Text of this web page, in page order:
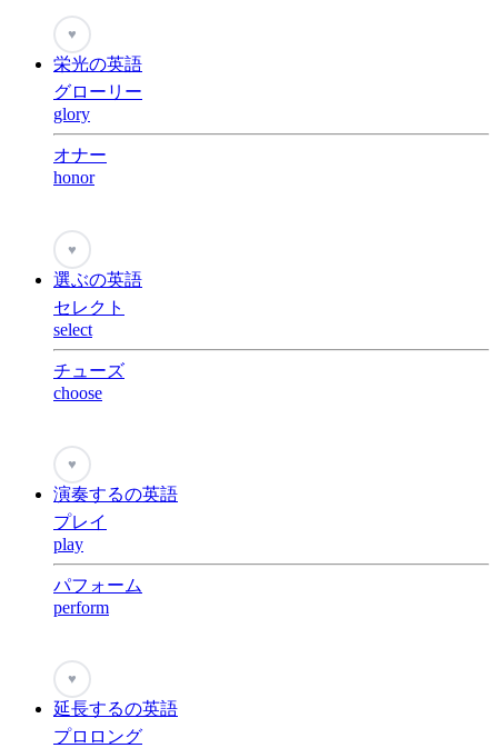
♥
栄光の英語
グローリー
glory
オナー
honor
♥
選ぶの英語
セレクト
select
チューズ
choose
♥
演奏するの英語
プレイ
play
パフォーム
perform
♥
延長するの英語
プロロング